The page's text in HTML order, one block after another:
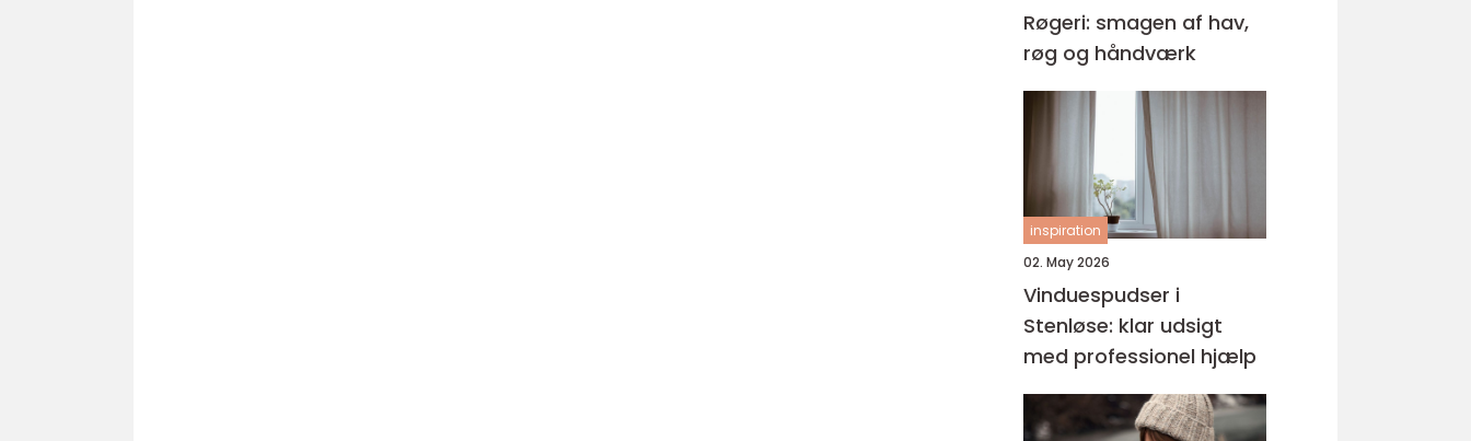
Røgeri: smagen af hav,
røg og håndværk
inspiration
02. May 2026
Vinduespudser i
Stenløse: klar udsigt
med professionel hjælp